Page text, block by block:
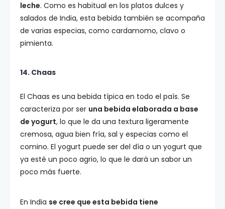
leche. Como es habitual en los platos dulces y
salados de India, esta bebida también se acompaña
de varias especias, como cardamomo, clavo o
pimienta.
14. Chaas
El Chaas es una bebida típica en todo el país. Se
caracteriza por ser una bebida elaborada a base
de yogurt, lo que le da una textura ligeramente
cremosa, agua bien fría, sal y especias como el
comino. El yogurt puede ser del día o un yogurt que
ya esté un poco agrio, lo que le dará un sabor un
poco más fuerte.
En India se cree que esta bebida tiene